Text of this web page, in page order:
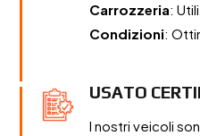
Carrozzeria:
Condizioni:
USATO
I nostri veicoli